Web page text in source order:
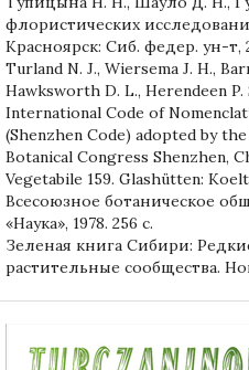
флористических
Красноярск: Сиб. федер. ун-т,
Turland N. J., Wiersema J. H.,
Hawksworth D. L., Herendeen P.
International Code of
(Shenzhen Code) adopted by
Botanical Congress Shenzhen,
Vegetabile 159. Glashütten:
Всесоюзное ботаническое
«Наука», 1978. 256 с.
Зеленая книга Сибири:
растительные сообщества.